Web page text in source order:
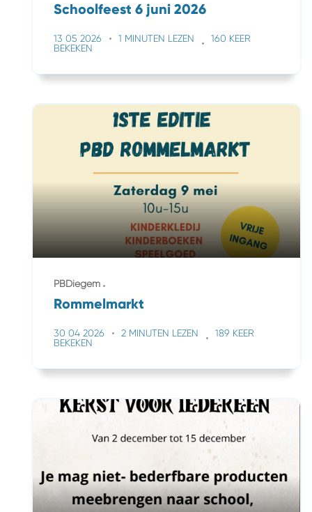
Schoolfeest 6 juni 2026
13 05 2026 1 MINUTEN LEZEN
160 KEER
BEKEKEN
PBDiegem
Rommelmarkt
30 04 2026 2 MINUTEN LEZEN
189 KEER
BEKEKEN